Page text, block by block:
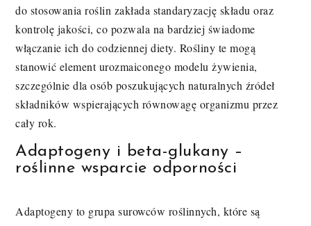
do stosowania roślin zakłada standaryzację składu oraz
kontrolę jakości, co pozwala na bardziej świadome
włączanie ich do codziennej diety. Rośliny te mogą
stanowić element urozmaiconego modelu żywienia,
szczególnie dla osób poszukujących naturalnych źródeł
składników wspierających równowagę organizmu przez
cały rok.
Adaptogeny i beta-glukany –
roślinne wsparcie odporności
Adaptogeny to grupa surowców roślinnych, które są